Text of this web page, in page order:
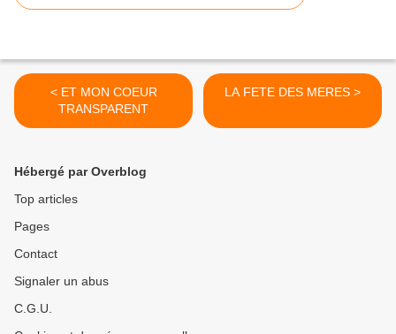
< ET MON COEUR
TRANSPARENT
LA FETE DES MERES >
Hébergé par Overblog
Top articles
Pages
Contact
Signaler un abus
C.G.U.